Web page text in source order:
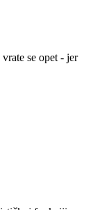
se opet - jer